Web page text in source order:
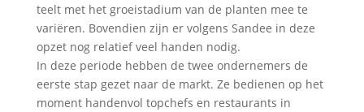
teelt met het groeistadium van de planten mee te
variëren. Bovendien zijn er volgens Sandee in deze
opzet nog relatief veel handen nodig.
In deze periode hebben de twee ondernemers de
eerste stap gezet naar de markt. Ze bedienen op het
moment handenvol topchefs en restaurants in